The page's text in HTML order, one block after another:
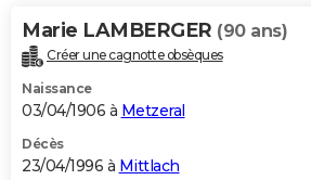
Marie LAMBERGER (90 ans)
Créer une cagnotte obsèques
Naissance
03/04/1906 à Metzeral
Décès
23/04/1996 à Mittlach